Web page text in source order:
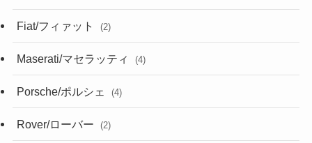
Fiat/フィァット (2)
Maserati/マセラッティ (4)
Porsche/ポルシェ (4)
Rover/ローバー (2)